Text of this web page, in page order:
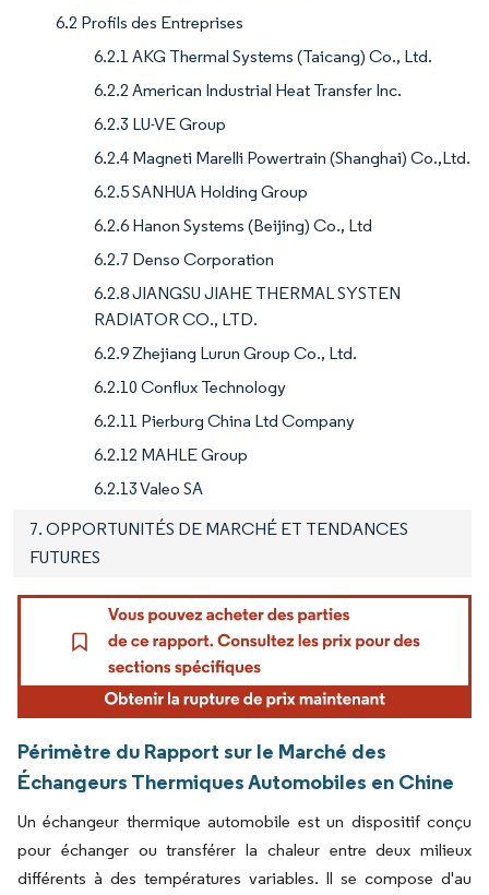
6.2 Profils des Entreprises
6.2.1 AKG Thermal Systems (Taicang) Co., Ltd.
6.2.2 American Industrial Heat Transfer Inc.
6.2.3 LU-VE Group
6.2.4 Magneti Marelli Powertrain (Shanghai) Co.,Ltd.
6.2.5 SANHUA Holding Group
6.2.6 Hanon Systems (Beijing) Co., Ltd
6.2.7 Denso Corporation
6.2.8 JIANGSU JIAHE THERMAL SYSTEN
RADIATOR CO., LTD.
6.2.9 Zhejiang Lurun Group Co., Ltd.
6.2.10 Conflux Technology
6.2.11 Pierburg China Ltd Company
6.2.12 MAHLE Group
6.2.13 Valeo SA
7. OPPORTUNITÉS DE MARCHÉ ET TENDANCES
FUTURES
Périmètre du Rapport sur le Marché des
Échangeurs Thermiques Automobiles en Chine
Un échangeur thermique automobile est un dispositif conçu
pour échanger ou transférer la chaleur entre deux milieux
différents à des températures variables. Il se compose d'au